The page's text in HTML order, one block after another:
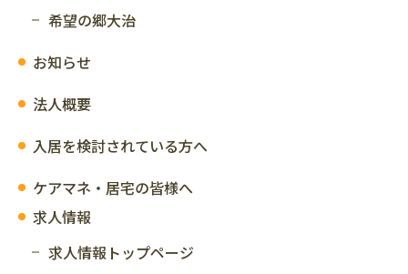
希望の郷大治
お知らせ
法人概要
入居を検討されている方へ
ケアマネ・居宅の皆様へ
求人情報
求人情報トップページ